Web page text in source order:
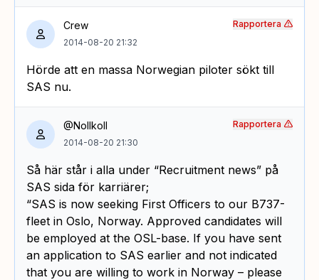
Crew
2014-08-20 21:32
Hörde att en massa Norwegian piloter sökt till
SAS nu.
Rapportera
@Nollkoll
2014-08-20 21:30
Så här står i alla under “Recruitment news” på
SAS sida för karriärer;
“SAS is now seeking First Officers to our B737-
fleet in Oslo, Norway. Approved candidates will
be employed at the OSL-base. If you have sent
an application to SAS earlier and not indicated
that you are willing to work in Norway – please
Rapportera